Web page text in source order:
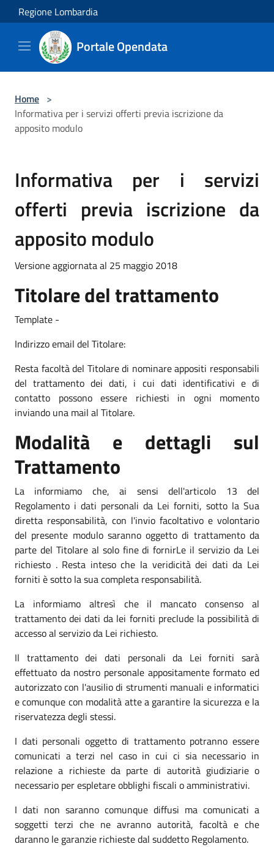
Salta al contenuto principale
Regione Lombardia
Portale Opendata
Home >
Informativa per i servizi offerti previa iscrizione da
apposito modulo
Informativa per i servizi
offerti previa iscrizione da
apposito modulo
Versione aggiornata al 25 maggio 2018
Titolare del trattamento
Template -
Indirizzo email del Titolare:
Resta facoltà del Titolare di nominare appositi responsabili
del trattamento dei dati, i cui dati identificativi e di
contatto possono essere richiesti in ogni momento
inviando una mail al Titolare.
Modalità e dettagli sul
Trattamento
La informiamo che, ai sensi dell'articolo 13 del
Regolamento i dati personali da Lei forniti, sotto la Sua
diretta responsabilità, con l'invio facoltativo e volontario
del presente modulo saranno oggetto di trattamento da
parte del Titolare al solo fine di fornirLe il servizio da Lei
richiesto . Resta inteso che la veridicità dei dati da Lei
forniti è sotto la sua completa responsabilità.
La informiamo altresì che il mancato consenso al
trattamento dei dati da lei forniti preclude la possibilità di
accesso al servizio da Lei richiesto.
Il trattamento dei dati personali da Lei forniti sarà
effettuato da nostro personale appositamente formato ed
autorizzato con l'ausilio di strumenti manuali e informatici
e comunque con modalità atte a garantire la sicurezza e la
riservatezza degli stessi.
I dati personali oggetto di trattamento potranno essere
comunicati a terzi nel caso in cui ci sia necessario in
relazione a richieste da parte di autorità giudiziarie o
necessario per espletare obblighi fiscali o amministrativi.
I dati non saranno comunque diffusi ma comunicati a
soggetti terzi che ne avranno autorità, facoltà e che
daranno le garanzie richieste dal suddetto Regolamento.